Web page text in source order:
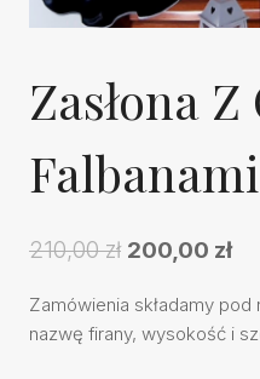
Zasłona
Falbanami
210,00zł Pierwotna
wynosiła:
200,00 zł
Zamówienia składamy pod
nazwę firany, wysokość i